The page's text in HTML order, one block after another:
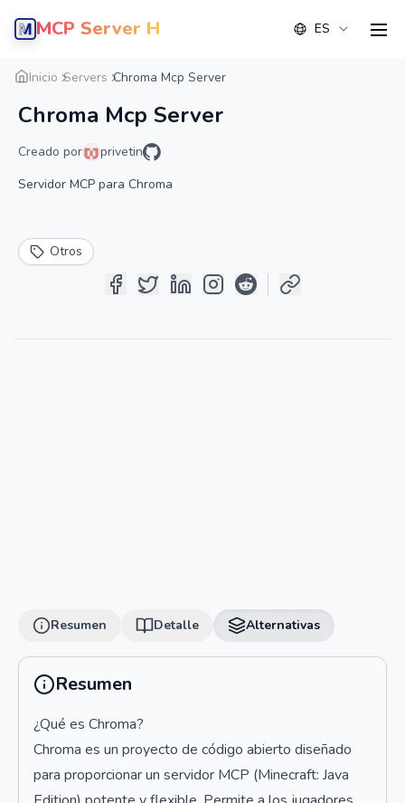
MCP Server Hub ES
Inicio Servers Chroma Mcp Server
Chroma Mcp Server
Creado por
privetin
Servidor MCP para Chroma
Otros
Resumen Detalle
Resumen Detalle Alternativas
Resumen
¿Qué es Chroma?
Chroma es un proyecto de código abierto diseñado
para proporcionar un servidor MCP (Minecraft: Java